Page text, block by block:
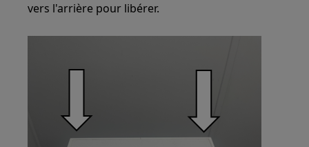
vers l'arrière pour libérer.